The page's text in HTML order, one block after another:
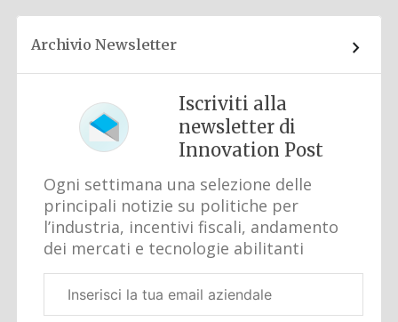
Archivio Newsletter
Iscriviti alla
newsletter di
Innovation Post
Ogni settimana una selezione delle
principali notizie su politiche per
l’industria, incentivi fiscali, andamento
dei mercati e tecnologie abilitanti
aziendale